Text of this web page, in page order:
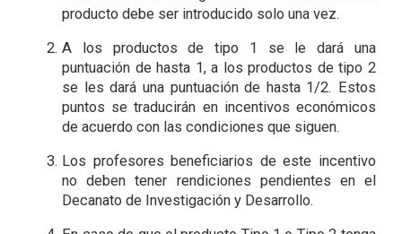
producto debe ser introducido solo una vez.
A los productos de tipo 1 se le dará una
puntuación de hasta 1, a los productos de tipo 2
se les dará una puntuación de hasta 1/2. Estos
puntos se traducirán en incentivos económicos
de acuerdo con las condiciones que siguen.
Los profesores beneficiarios de este incentivo
no deben tener rendiciones pendientes en el
Decanato de Investigación y Desarrollo.